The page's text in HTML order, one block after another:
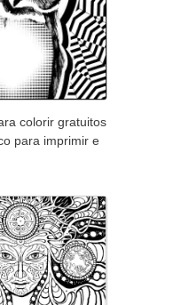
colorir gratuitos
para imprimir e